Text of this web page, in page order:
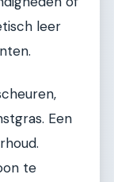
leer
Een
te